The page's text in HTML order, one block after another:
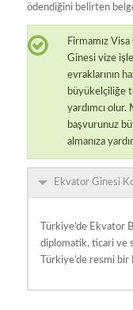
ödendiğini belirten
Firmamız
Ginesi vize
evraklarının
büyükelçiliğe
yardımcı
başvurunuz
almanıza
Ekvator Ginesi
Türkiye’de Ekvator
diplomatik, ticari ve
Türkiye’de resmi